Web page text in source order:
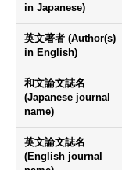
in Japanese)
英文著者 (Author(s)
in English)
和文論文誌名
(Japanese journal
name)
英文論文誌名
(English journal